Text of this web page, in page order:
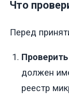
Что
Перед
должен
реестр